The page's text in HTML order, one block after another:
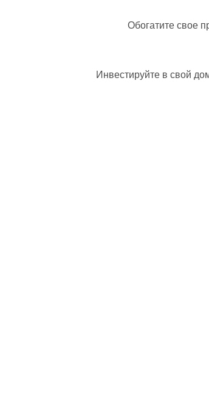
Обогатите свое
Инвестируйте в свой